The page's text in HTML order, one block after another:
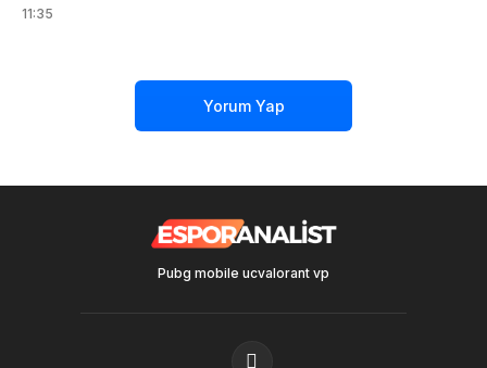
11:35
Yorum Yap
Pubg mobile ucvalorant vp